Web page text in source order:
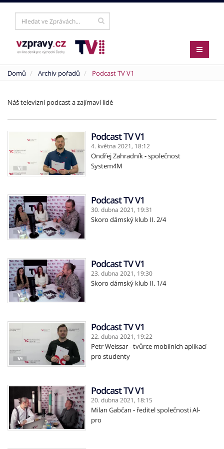
Domů Archiv pořadů Podcast TV V1
Náš televizní podcast a zajímaví lidé
Podcast TV V1
4. května 2021, 18:12
Ondřej Zahradník - společnost
System4M
Podcast TV V1
30. dubna 2021, 19:31
Skoro dámský klub II. 2/4
Podcast TV V1
23. dubna 2021, 19:30
Skoro dámský klub II. 1/4
Podcast TV V1
22. dubna 2021, 19:22
Petr Weissar - tvůrce mobilních aplikací
pro studenty
Podcast TV V1
20. dubna 2021, 18:15
Milan Gabčan - ředitel společnosti Al-
pro